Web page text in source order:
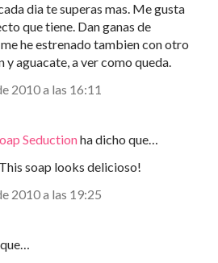
dia te superas mas. Me gusta
que tiene. Dan ganas de
he estrenado tambien con otro
y aguacate, a ver como queda.
2010 a las 16:11
Seductionha dicho que…
soap looks delicioso!
2010 a las 19:25